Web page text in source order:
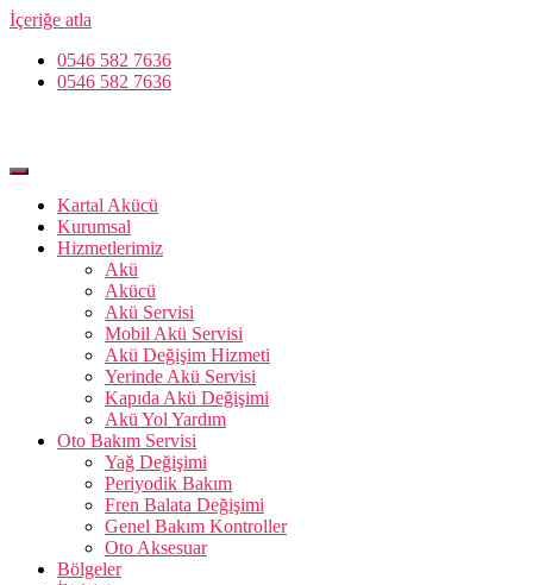
İçeriğe atla
0546 582 7636
0546 582 7636
Kartal Akücü
Kurumsal
Hizmetlerimiz
Akü
Akücü
Akü Servisi
Mobil Akü Servisi
Akü Değişim Hizmeti
Yerinde Akü Servisi
Kapıda Akü Değişimi
Akü Yol Yardım
Oto Bakım Servisi
Yağ Değişimi
Periyodik Bakım
Fren Balata Değişimi
Genel Bakım Kontroller
Oto Aksesuar
Bölgeler